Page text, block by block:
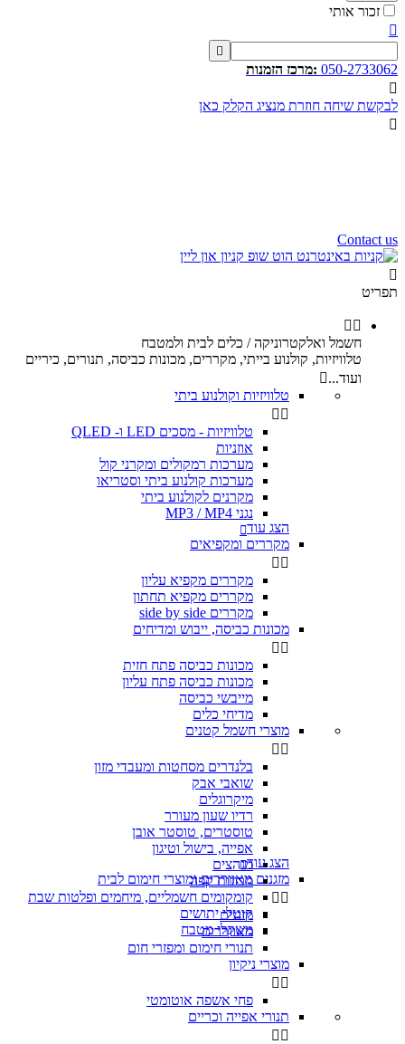
זכור אותי


050-2733062 :מרכז הזמנות

לבקשת שיחה חוזרת מנציג הקלק כאן

Contact us

תפריט
 
חשמל ואלקטרוניקה / כלים לבית ולמטבח
טלוויזיות, קולנוע בייתי, מקררים, מכונות כביסה, תנורים, כיריים
ועוד...
טלוויזיות וקולנוע ביתי
 
טלוויזיות - מסכים LED ו- QLED
אוזניות
מערכות רמקולים ומקרני קול
מערכות קולנוע ביתי וסטריאו
מקרנים לקולנוע ביתי
נגני MP3 / MP4
הצג עוד
מקררים ומקפיאים
 
מקררים מקפיא עליון
מקררים מקפיא תחתון
מקררים side by side
מכונות כביסה, ייבוש ומדיחים
 
מכונות כביסה פתח חזית
מכונות כביסה פתח עליון
מייבשי כביסה
מדיחי כלים
מוצרי חשמל קטנים
 
בלנדרים מסחטות ומעבדי מזון
שואבי אבק
מיקרוגלים
רדיו שעון מעורר
טוסטרים, טוסטר אובן
אפייה, בישול וטיגון
מגהצים
מכונות קפה
קומקומים חשמליים, מיחמים ופלטות שבת
קוטלי יתושים
משקלי מטבח
הצג עוד
מזגנים מאווררים ומוצרי חימום לבית
 
מזגנים
מאווררים
תנורי חימום ומפזרי חום
מוצרי ניקיון
 
פחי אשפה אוטומטי
תנורי אפייה וכריים
 